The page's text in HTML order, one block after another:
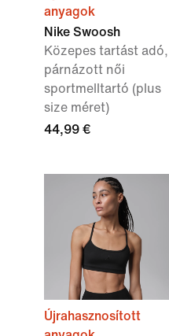
anyagok
Nike Swoosh
Közepes tartást adó,
párnázott női
sportmelltartó (plus
size méret)
44,99 €
Újrahasznosított